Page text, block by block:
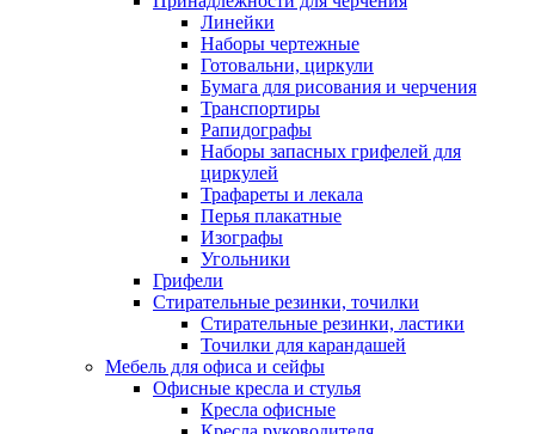
Линейки
Наборы чертежные
Готовальни, циркули
Бумага для рисования и черчения
Транспортиры
Рапидографы
Наборы запасных грифелей для
циркулей
Трафареты и лекала
Перья плакатные
Изографы
Угольники
Грифели
Стирательные резинки, точилки
Стирательные резинки, ластики
Точилки для карандашей
Мебель для офиса и сейфы
Офисные кресла и стулья
Кресла офисные